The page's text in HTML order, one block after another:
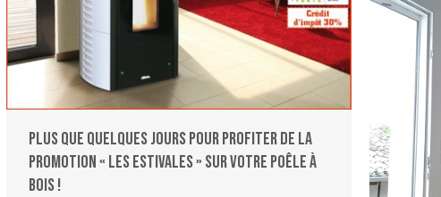
Plus que quelques jours pour profiter de la
promotion « Les Estivales » sur votre poêle à
bois !